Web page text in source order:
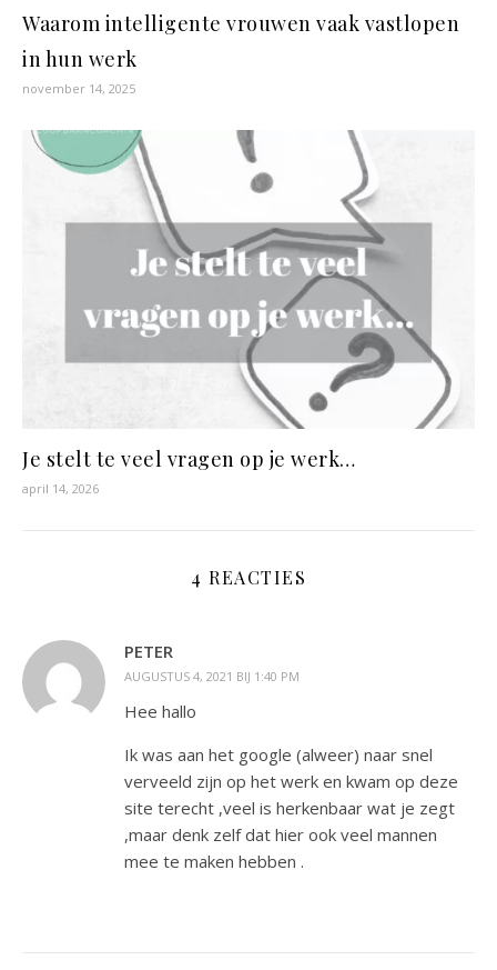
Waarom intelligente vrouwen vaak vastlopen
in hun werk
november 14, 2025
Je stelt te veel vragen op je werk…
april 14, 2026
4 REACTIES
PETER
AUGUSTUS 4, 2021 BIJ 1:40 PM
Hee hallo
Ik was aan het google (alweer) naar snel
verveeld zijn op het werk en kwam op deze
site terecht ,veel is herkenbaar wat je zegt
,maar denk zelf dat hier ook veel mannen
mee te maken hebben .